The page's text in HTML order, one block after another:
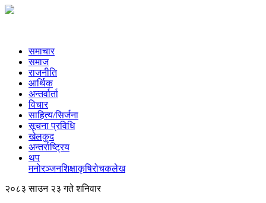
समाचार
समाज
राजनीति
आर्थिक
अन्तर्वार्ता
विचार
साहित्य/सिर्जना
सूचना प्रविधि
खेलकुद
अन्तर्राष्ट्रिय
थप
मनोरञ्‍जनशिक्षाकृषिरोचकलेख
२०८३ साउन २३ गते शनिवार